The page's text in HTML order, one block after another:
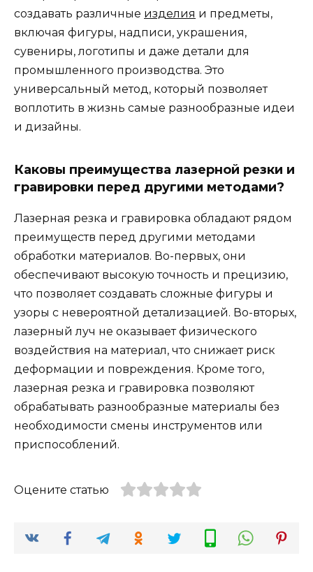
создавать различные изделия и предметы,
включая фигуры, надписи, украшения,
сувениры, логотипы и даже детали для
промышленного производства. Это
универсальный метод, который позволяет
воплотить в жизнь самые разнообразные идеи
и дизайны.
Каковы преимущества лазерной резки и
гравировки перед другими методами?
Лазерная резка и гравировка обладают рядом
преимуществ перед другими методами
обработки материалов. Во-первых, они
обеспечивают высокую точность и прецизию,
что позволяет создавать сложные фигуры и
узоры с невероятной детализацией. Во-вторых,
лазерный луч не оказывает физического
воздействия на материал, что снижает риск
деформации и повреждения. Кроме того,
лазерная резка и гравировка позволяют
обрабатывать разнообразные материалы без
необходимости смены инструментов или
приспособлений.
Оцените статью